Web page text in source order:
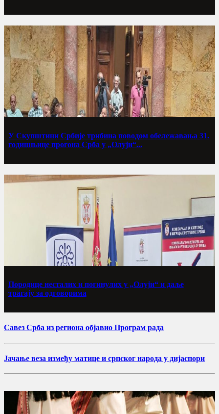
У Скупштини Србије трибина поводом обележавања 31.
годишњице прогона Срба у „Олуји“...
Породице несталих и погинулих у „Олуји“ и даље
трагају за одговорима
Савез Срба из региона објавио Програм рада
Јачање веза између матице и српског народа у дијаспори